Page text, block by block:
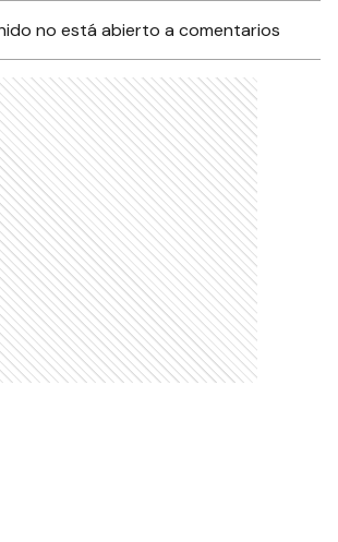
no está abierto a comentarios